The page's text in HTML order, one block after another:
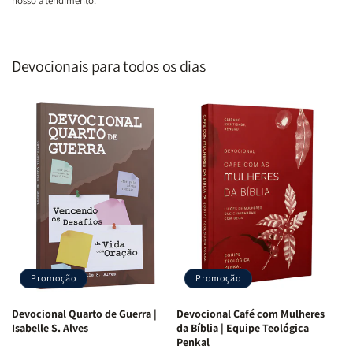
Devocionais para todos os dias
Promoção
Devocional Quarto de Guerra |
Isabelle S. Alves
Promoção
Devocional Café com Mulheres
da Bíblia | Equipe Teológica
Penkal